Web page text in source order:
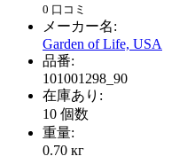
0 口コミ
メーカー名:
Garden of Life, USA
品番:
101001298_90
在庫あり:
10 個数
重量:
0.70 кг